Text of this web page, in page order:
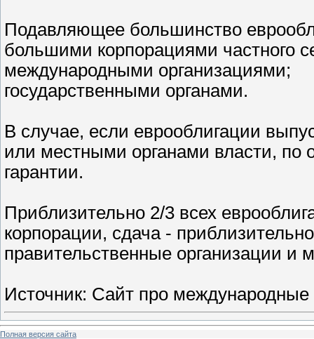
Подавляющее большинство
большими корпорациями частного
международными организациями;
государственными органами.
В случае, если еврооблигации
или местными органами власти,
гарантии.
Приблизительно 2/3 всех
корпорации, сдача -
правительственные организации и
Источник: Сайт про
Полная версия сайта